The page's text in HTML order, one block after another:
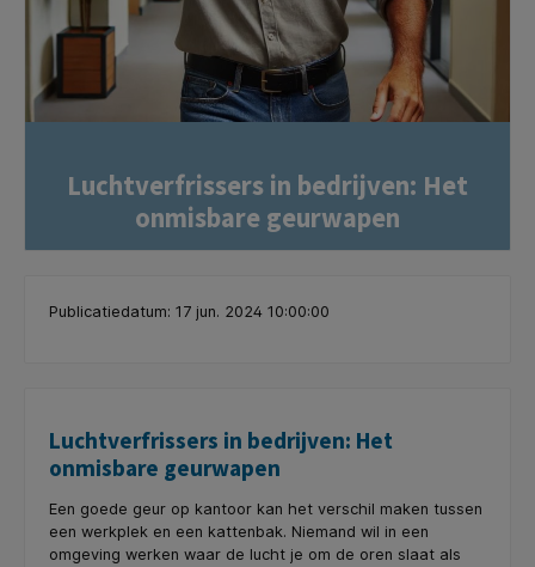
Luchtverfrissers in bedrijven: Het
onmisbare geurwapen
Publicatiedatum: 17 jun. 2024 10:00:00
Luchtverfrissers in bedrijven: Het
onmisbare geurwapen
Een goede geur op kantoor kan het verschil maken tussen
een werkplek en een kattenbak. Niemand wil in een
omgeving werken waar de lucht je om de oren slaat als